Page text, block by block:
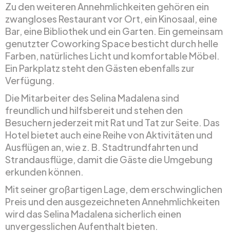
Zu den weiteren Annehmlichkeiten gehören ein
zwangloses Restaurant vor Ort, ein Kinosaal, eine
Bar, eine Bibliothek und ein Garten. Ein gemeinsam
genutzter Coworking Space besticht durch helle
Farben, natürliches Licht und komfortable Möbel.
Ein Parkplatz steht den Gästen ebenfalls zur
Verfügung.
Die Mitarbeiter des Selina Madalena sind
freundlich und hilfsbereit und stehen den
Besuchern jederzeit mit Rat und Tat zur Seite. Das
Hotel bietet auch eine Reihe von Aktivitäten und
Ausflügen an, wie z. B. Stadtrundfahrten und
Strandausflüge, damit die Gäste die Umgebung
erkunden können.
Mit seiner großartigen Lage, dem erschwinglichen
Preis und den ausgezeichneten Annehmlichkeiten
wird das Selina Madalena sicherlich einen
unvergesslichen Aufenthalt bieten.